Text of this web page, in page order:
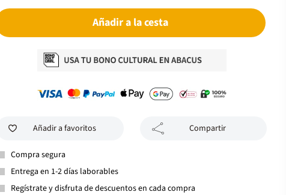
Añadir a la cesta
Añadir a favoritos Compartir
Compra segura
Entrega en 1-2 días laborables
Regístrate y disfruta de descuentos en cada compra